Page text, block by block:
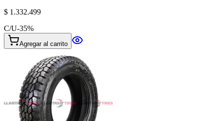
$ 1.332.499
C/U-35%
Agregar al carrito